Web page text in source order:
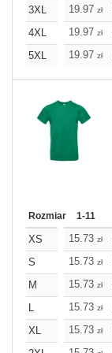
3XL
19.97 zł
4XL
19.97 zł
5XL
19.97 zł
Rozmiar 1-11
XS 15.73 zł
S
15.73 zł
M
15.73 zł
L
15.73 zł
XL
15.73 zł